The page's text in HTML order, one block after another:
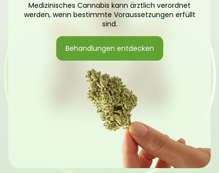
Medizinisches Cannabis kann ärztlich verordnet
werden, wenn bestimmte Voraussetzungen erfüllt
sind.
Behandlungen entdecken